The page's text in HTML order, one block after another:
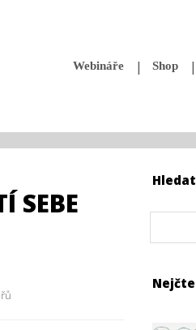
Webináře Shop
SEBE
Hledat